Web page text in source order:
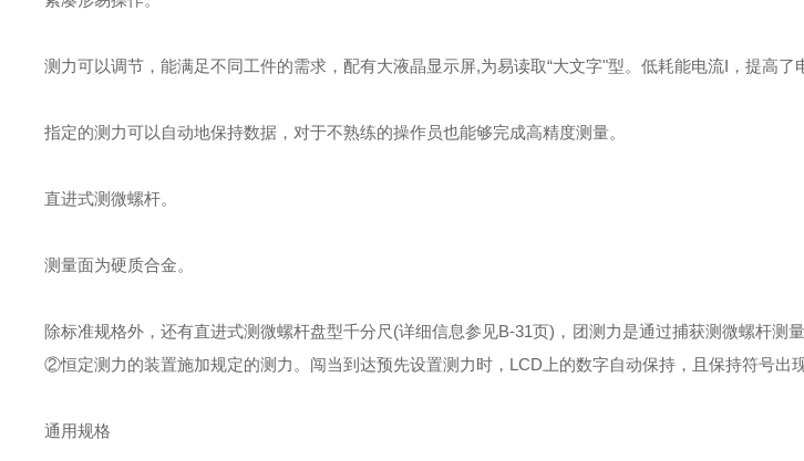
测力可以调节，能满足不同工件的需求，配有大液晶显示屏,为易读取“大文字"型。低耗能电流I，提高了
指定的测力可以自动地保持数据，对于不熟练的操作员也能够完成高精度测量。
直进式测微螺杆。
测量面为硬质合金。
除标准规格外，还有直进式测微螺杆盘型千分尺(详细信息参见B-31页)， 团测力是通过捕获测微螺杆测
②恒定测力的装置施加规定的测力。闯当到达预先设置测力时，LCD上的数字自动保持，且保持符号出
通用规格